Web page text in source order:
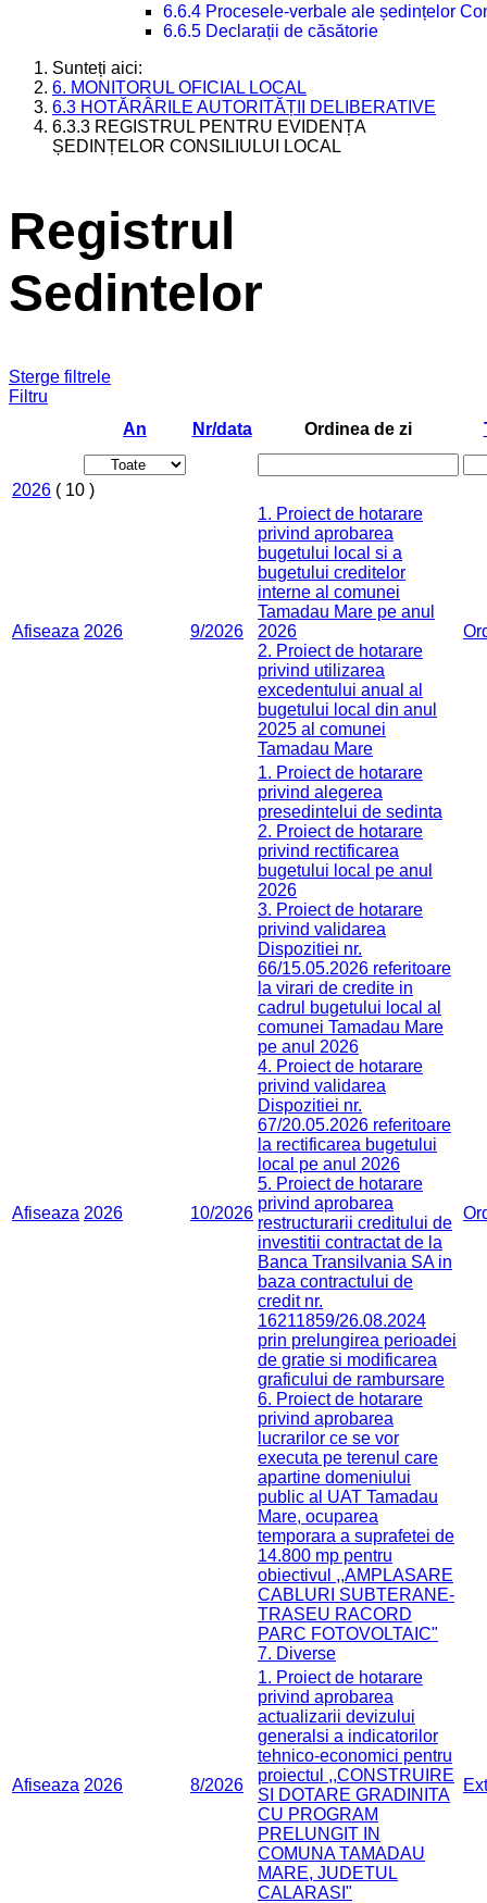
6.6.4 Procesele-verbale ale ședințelor
6.6.5 Declarații de căsătorie
Sunteți aici:
6. MONITORUL OFICIAL LOCAL
6.3 HOTĂRÂRILE AUTORITĂȚII DELIBERATIVE
6.3.3 REGISTRUL PENTRU EVIDENȚA
ȘEDINȚELOR CONSILIULUI LOCAL
Registrul
Sedintelor
Sterge filtrele
Filtru
An
Nr/data Ordinea de zi
2026 ( 10 )
Afiseaza 2026 9/2026
1. Proiect de hotarare
privind aprobarea
bugetului local si a
bugetului creditelor
interne al comunei
Tamadau Mare pe anul
2026
2. Proiect de hotarare
privind utilizarea
excedentului anual al
bugetului local din anul
2025 al comunei
Tamadau Mare
Afiseaza 2026 10/2026
1. Proiect de hotarare
privind alegerea
presedintelui de sedinta
2. Proiect de hotarare
privind rectificarea
bugetului local pe anul
2026
3. Proiect de hotarare
privind validarea
Dispozitiei nr.
66/15.05.2026 referitoare
la virari de credite in
cadrul bugetului local al
comunei Tamadau Mare
pe anul 2026
4. Proiect de hotarare
privind validarea
Dispozitiei nr.
67/20.05.2026 referitoare
la rectificarea bugetului
local pe anul 2026
5. Proiect de hotarare
privind aprobarea
restructurarii creditului de
investitii contractat de la
Banca Transilvania SA in
baza contractului de
credit nr.
16211859/26.08.2024
prin prelungirea perioadei
de gratie si modificarea
graficului de rambursare
6. Proiect de hotarare
privind aprobarea
lucrarilor ce se vor
executa pe terenul care
apartine domeniului
public al UAT Tamadau
Mare, ocuparea
temporara a suprafetei de
14.800 mp pentru
obiectivul ,,AMPLASARE
CABLURI SUBTERANE-
TRASEU RACORD
PARC FOTOVOLTAIC"
7. Diverse
Afiseaza 2026 8/2026
1. Proiect de hotarare
privind aprobarea
actualizarii devizului
generalsi a indicatorilor
tehnico-economici pentru
proiectul ,,CONSTRUIRE
SI DOTARE GRADINITA
CU PROGRAM
PRELUNGIT IN
COMUNA TAMADAU
MARE, JUDETUL
CALARASI"